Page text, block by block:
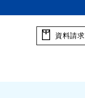
資料請求